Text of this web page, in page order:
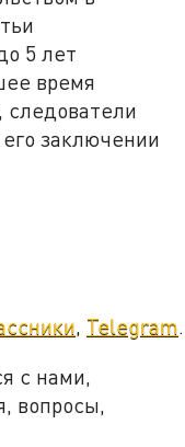
5 лет
время
следователи
заключении
, Telegram.
с нами,
вопросы,